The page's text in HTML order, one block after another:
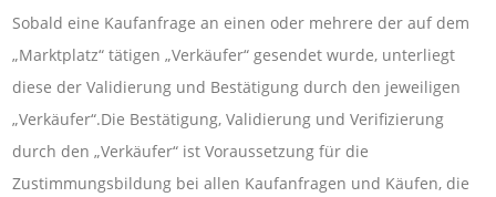
Sobald eine Kaufanfrage an einen oder mehrere der auf dem
„Marktplatz“ tätigen „Verkäufer“ gesendet wurde, unterliegt
diese der Validierung und Bestätigung durch den jeweiligen
„Verkäufer“.Die Bestätigung, Validierung und Verifizierung
durch den „Verkäufer“ ist Voraussetzung für die
Zustimmungsbildung bei allen Kaufanfragen und Käufen, die